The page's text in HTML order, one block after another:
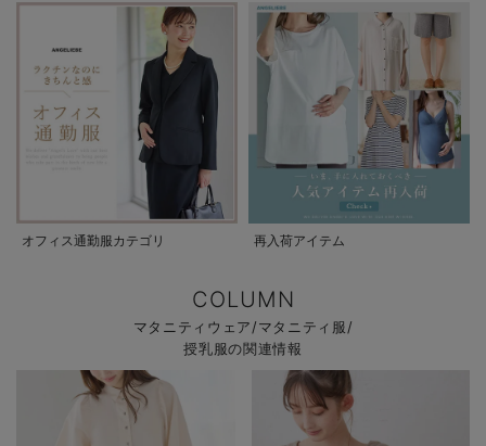
オフィス通勤服カテゴリ 再入荷アイテム
COLUMN
マタニティウェア/マタニティ服/
授乳服の関連情報